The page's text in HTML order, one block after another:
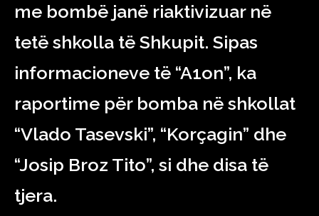
me bombë janë riaktivizuar në
tetë shkolla të Shkupit. Sipas
informacioneve të “A1on”, ka
raportime për bomba në shkollat ​​
“Vlado Tasevski”, “Korçagin” dhe
“Josip Broz Tito”, si dhe disa të
tjera.